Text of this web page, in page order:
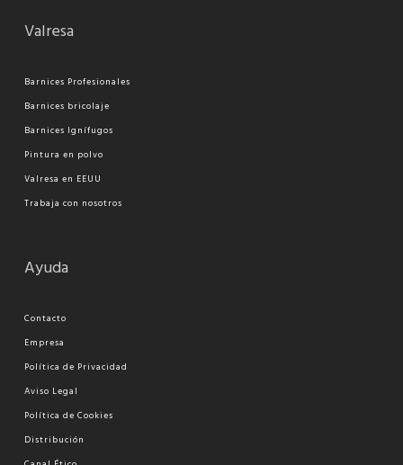
Valresa
Barnices Profesionales
Barnices bricolaje
Barnices Ignífugos
Pintura en polvo
Valresa en EEUU
Trabaja con nosotros
Ayuda
Contacto
Empresa
Política de Privacidad
Aviso Legal
Política de Cookies
Distribución